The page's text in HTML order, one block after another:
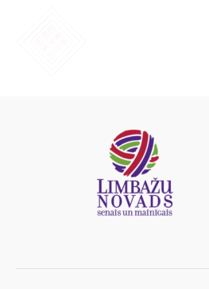
MĀCĪBAS
SAIETS 2026
IEPRIEKŠĒJIE
SAIETI